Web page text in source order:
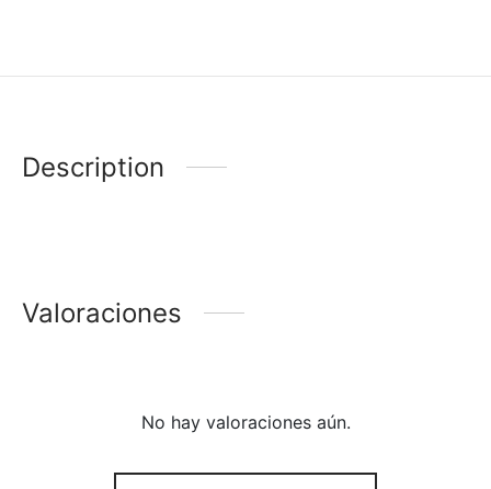
Description
Valoraciones
No hay valoraciones aún.